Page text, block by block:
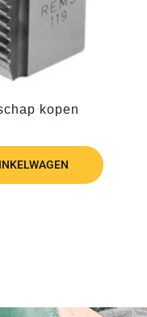
kopen